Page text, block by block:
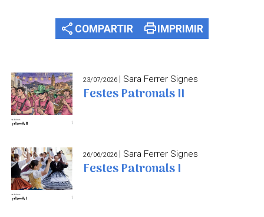
share COMPARTIR printIMPRIMIR
23/07/2026 | Sara Ferrer Signes
Festes Patronals II
26/06/2026 | Sara Ferrer Signes
Festes Patronals I